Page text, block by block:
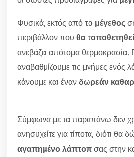
Φυσικά, εκτός απότο μέγεθος
περιβάλλον που θα τοποθετηθεί
ανεβάζει απότομα θερμοκρασία.
αναβαθμίζουμε τις μνήμες ενός
κάνουμε και ένανδωρεάν
Σύμφωνα με τα παραπάνω δεν
ανησυχείτε για τίποτα, διότι θα
αγαπημένο λάπτοπσας στην